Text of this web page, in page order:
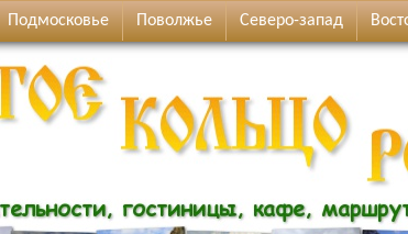
Подмосковье Поволжье Северо-запад